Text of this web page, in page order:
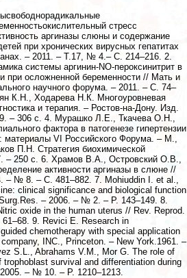
стресс
аргиназы слюны и содержание
при хронических вирусных гепатитах
– 2011. – Т.17, № 4.– С. 214–216. 2.
системы аргинин-NO-пероксинитрит в
при осложненной беременности // Мать и
научного форума. – 2011. – С. 74–
К.Н., Ходарева Н.К. Многоуровневая
и терапия. – Ростов-на-Дону. Изд.
306 с. 4. Мурашко Л.Е., Ткачева О.Н.,
фактора в патогенезе гипертензии
VI Российского Форума. – М.,
П.Н. Стратегия биохимической
– 250 с. 6. Храмов В.А., Островский О.В.,
активности аргиназы в слюне //
– № 8. – С. 481–882. 7. Mohiuddin I. et al.,
clinical significance and biological function
– 2006. – № 2. – P. 143–149. 8.
oxide in the human uterus // Rev. Reprod.
9. Revici E. Research in
chemotherapy with special application
INC., Princeton. – New York.1961. –
S.L., Abrahams V.M., Mor G. The role of
survival and differentiation during
– № 10. – P. 1210–1213.